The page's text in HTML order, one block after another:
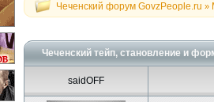
Чеченский форум GovzPeople.ru »
Чеченский тейп, становление и
saidOFF